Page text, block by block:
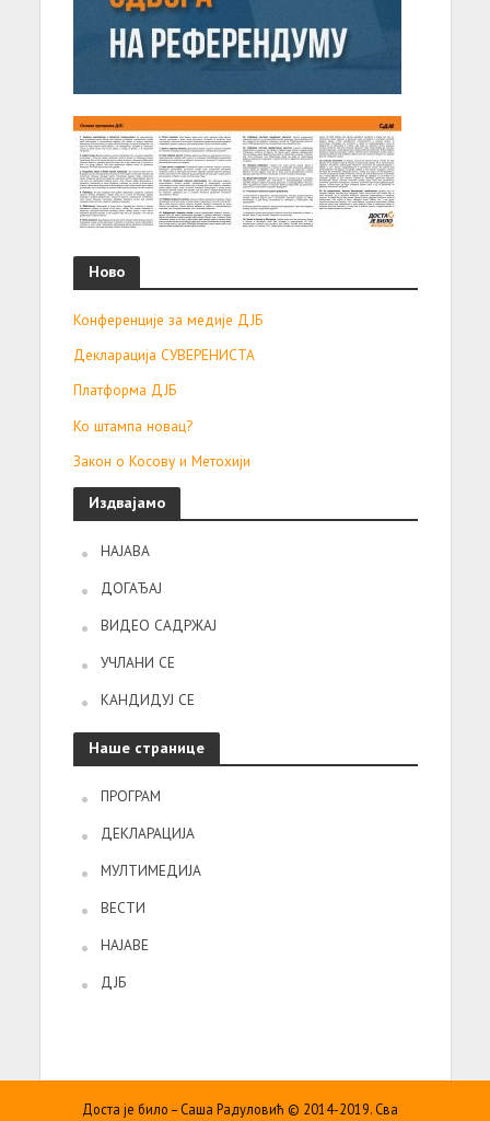
Ново
Конференције за медије ДЈБ
Декларација СУВЕРЕНИСТА
Платформа ДЈБ
Ко штампа новац?
Закон о Косову и Метохији
Издвајамо
НАЈАВА
ДОГАЂАЈ
ВИДЕО САДРЖАЈ
УЧЛАНИ СЕ
КАНДИДУЈ СЕ
Наше странице
ПРОГРАМ
ДЕКЛАРАЦИЈА
МУЛТИМЕДИЈА
ВЕСТИ
НАЈАВЕ
ДЈБ
Доста је било – Саша Радуловић © 2014-2019. Сва